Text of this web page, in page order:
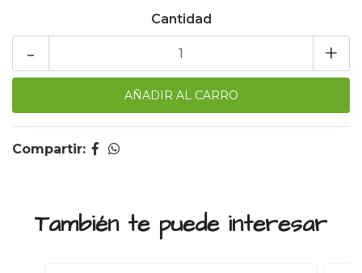
Cantidad
+
-
Compartir:
También te puede interesar